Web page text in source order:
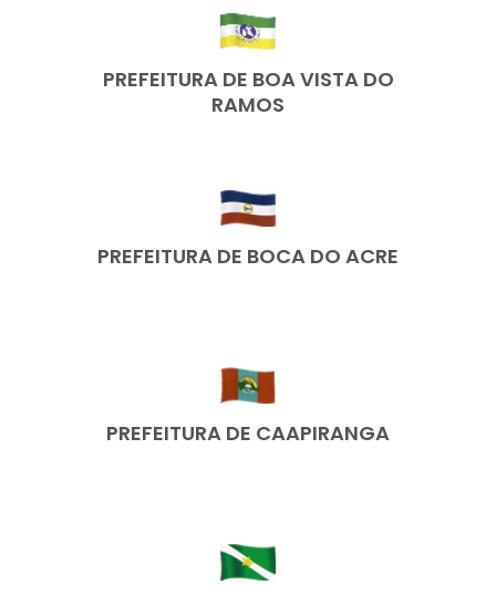
PREFEITURA DE BOA VISTA DO
RAMOS
PREFEITURA DE BOCA DO ACRE
PREFEITURA DE CAAPIRANGA